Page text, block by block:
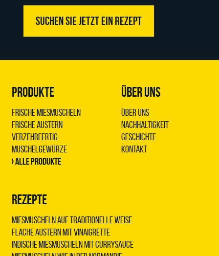
SUCHEN SIE JETZT EIN REZEPT
PRODUKTE
Frische Miesmuscheln
Frische Austern
Verzehrfertig
Muschelgewürze
› Alle Produkte
REZEPTE
Miesmuscheln auf traditionelle Weise
Flache Austern mit Vinaigrette
Indische Miesmuscheln mit Currysauce
ÜBER UNS
Über uns
Nachhaltigkeit
Geschichte
Kontakt